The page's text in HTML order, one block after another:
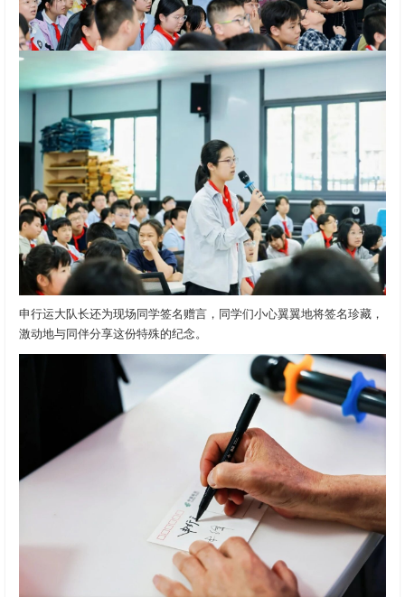
申行运大队长还为现场同学签名赠言，同学们小心翼翼地将签名珍藏，
激动地与同伴分享这份特殊的纪念。